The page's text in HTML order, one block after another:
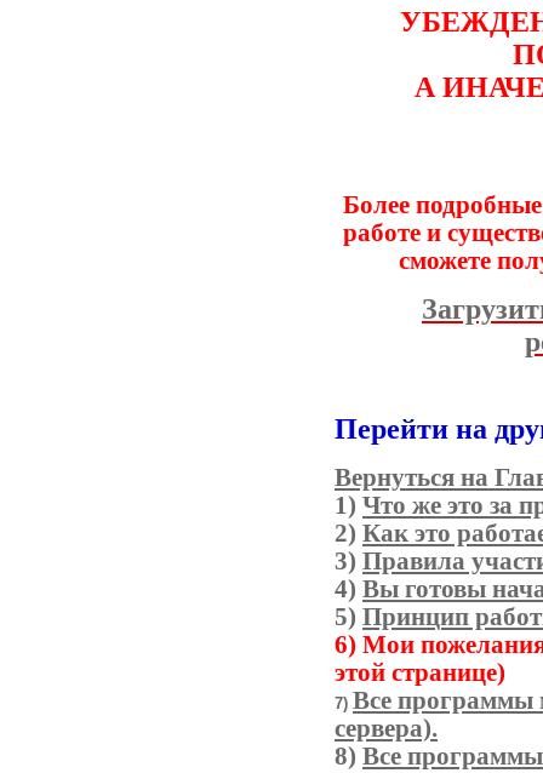
А
Более
работе и
сможете
Перейти на
Вернуться на
1) Что же это за
2) Как это
3) Правила
4) Вы готовы
5) Принцип
6) Мои
этой странице)
7) Все программы
сервера).
8) Все